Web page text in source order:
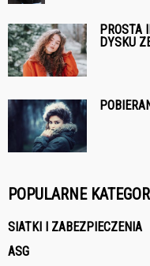
PROSTA
DYSKU
POPULARNE
SIATKI I ZABEZPIECZENIA
ASG